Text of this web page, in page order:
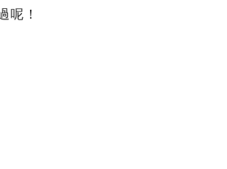
呢！